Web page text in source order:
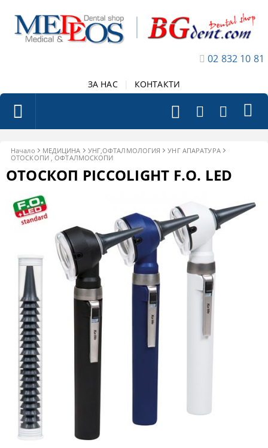
02 832 10 81
ЗА НАС КОНТАКТИ
Начало МЕДИЦИНА УНГ,ОФТАЛМОЛОГИЯ
УНГ АПАРАТУРА
ОТОСКОПИ , ОФТАЛМОСКОПИ
ОТОСКОП PICCOLIGHT F.O. LED